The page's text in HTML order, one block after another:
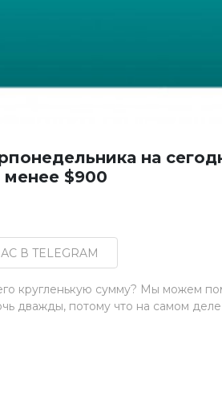
на
менее $900
В TELEGRAM
кругленькую сумму? Мы можем
дважды, потому что на самом деле